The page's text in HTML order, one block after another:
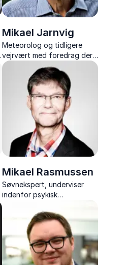
Mikael Jarnvig
Meteorolog og tidligere
vejrvært med foredrag der
giver klarhed over klima,
vejrforandringer og myterne
bag debatten.
Mikael Rasmussen
Søvnekspert, underviser
indenfor psykisk
med foredrag om søvn,
trivsel og psykisk
arbejdsmiljø.